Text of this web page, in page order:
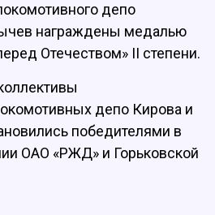
депо
награждены медалью
Отечеством» II степени.
депо Кирова и
победителями в
ОАО «РЖД» и Горьковской